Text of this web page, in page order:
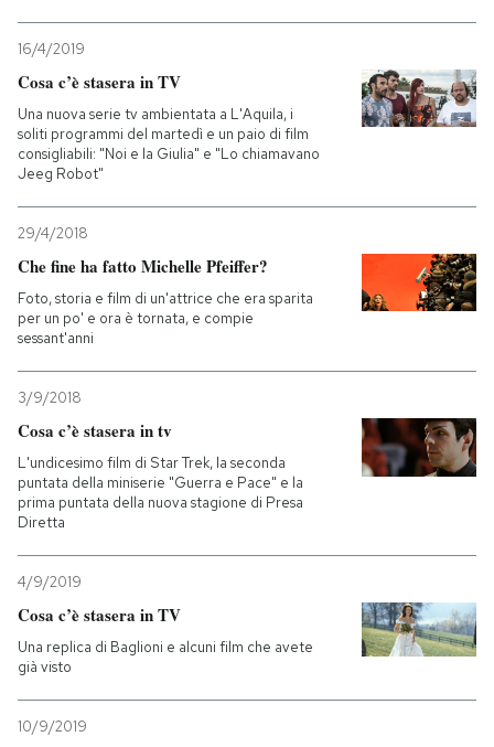
16/4/2019
Cosa c’è stasera in TV
Una nuova serie tv ambientata a L'Aquila, i
soliti programmi del martedì e un paio di film
consigliabili: "Noi e la Giulia" e "Lo chiamavano
Jeeg Robot"
29/4/2018
Che fine ha fatto Michelle Pfeiffer?
Foto, storia e film di un'attrice che era sparita
per un po' e ora è tornata, e compie
sessant'anni
3/9/2018
Cosa c’è stasera in tv
L'undicesimo film di Star Trek, la seconda
puntata della miniserie "Guerra e Pace" e la
prima puntata della nuova stagione di Presa
Diretta
4/9/2019
Cosa c’è stasera in TV
Una replica di Baglioni e alcuni film che avete
già visto
10/9/2019